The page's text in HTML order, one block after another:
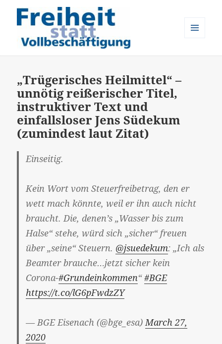
„Trügerisches Heilmittel“ –
unnötig reißerischer Titel,
instruktiver Text und
einfallsloser Jens Südekum
(zumindest laut Zitat)
Einseitig.
Kein Wort vom Steuerfreibetrag, den er
wett mach könnte, weil er ihn auch nicht
braucht. Die, denen’s „Wasser bis zum
Halse“ stehe, würd sich „sicher“ freuen
über „seine“ Steuern. @jsuedekum: „Ich als
Beamter brauche…jetzt sicher kein
Corona-#Grundeinkommen“#BGE
https://t.co/lG6pFwdzZY
— BGE Eisenach (@bge_esa) March 27,
2020